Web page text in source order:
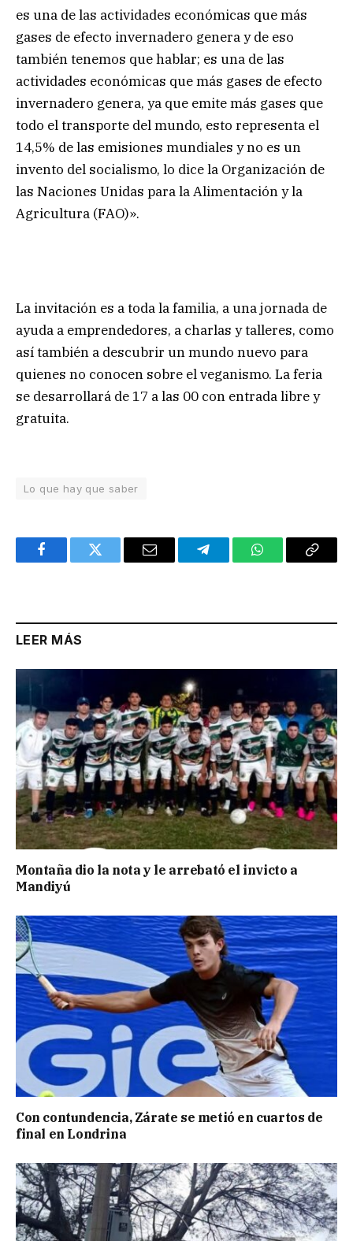
es una de las actividades económicas que más
gases de efecto invernadero genera y de eso
también tenemos que hablar; es una de las
actividades económicas que más gases de efecto
invernadero genera, ya que emite más gases que
todo el transporte del mundo, esto representa el
14,5% de las emisiones mundiales y no es un
invento del socialismo, lo dice la Organización de
las Naciones Unidas para la Alimentación y la
Agricultura (FAO)».
La invitación es a toda la familia, a una jornada de
ayuda a emprendedores, a charlas y talleres, como
así también a descubrir un mundo nuevo para
quienes no conocen sobre el veganismo. La feria
se desarrollará de 17 a las 00 con entrada libre y
gratuita.
Lo que hay que saber
FacebookTwitter Email TelegramWhatsAppCopy
LEER MÁS
Montaña dio la nota y le arrebató el invicto a
Mandiyú
Con contundencia, Zárate se metió en cuartos de
final en Londrina